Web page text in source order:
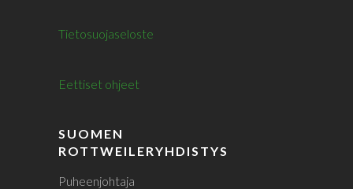
Tietosuojaseloste
Eettiset ohjeet
SUOMEN
ROTTWEILERYHDISTYS
Puheenjohtaja